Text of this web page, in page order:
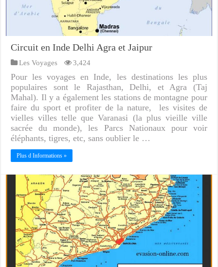
Circuit en Inde Delhi Agra et Jaipur
Les Voyages 3,424
Pour les voyages en Inde, les destinations les plus
populaires sont le Rajasthan, Delhi, et Agra (Taj
Mahal). Il y a également les stations de montagne pour
faire du sport et profiter de la nature, les visites de
vielles villes telle que Varanasi (la plus vieille ville
sacrée du monde), les Parcs Nationaux pour voir
éléphants, tigres, etc, sans oublier le …
Plus d Informations »